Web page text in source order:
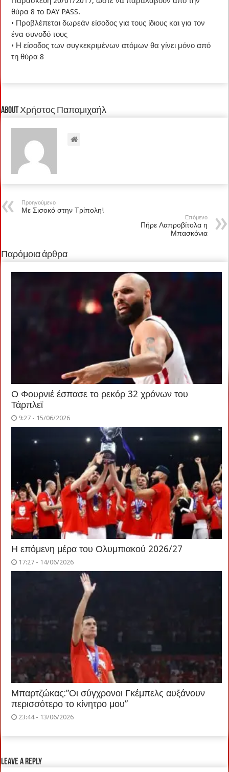
θύρα 8 το DAY PASS.
• Προβλέπεται δωρεάν είσοδος για τους ίδιους και για τον
ένα συνοδό τους
• Η είσοδος των συγκεκριμένων ατόμων θα γίνει μόνο από
τη θύρα 8
About Χρήστος Παπαμιχαήλ
Προηγούμενο
Με Σισοκό στην Τρίπολη!
Επόμενο
Πήρε Λαπροβίτολα η
Μπασκόνια
Παρόμοια άρθρα
Ο Φουρνιέ έσπασε το ρεκόρ 32 χρόνων του
Τάρπλεϊ
9:27 - 15/06/2026
Η επόμενη μέρα του Ολυμπιακού 2026/27
17:27 - 14/06/2026
Μπαρτζώκας:”Οι σύγχρονοι Γκέμπελς αυξάνουν
περισσότερο το κίνητρο μου”
23:44 - 13/06/2026
Leave a Reply